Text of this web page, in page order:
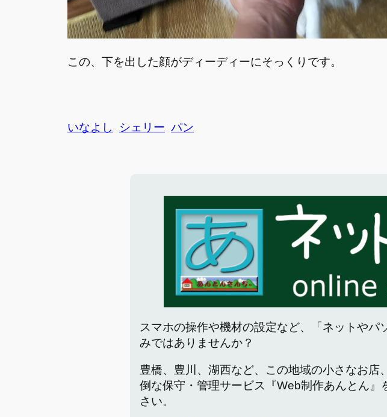
この、下を出した顔がディーディーにそっくりです。
いなよし シェリー パン
スマホの操作や機材の設定など、「ネットや
みではありませんか？
豊橋、豊川、湖西など、この地域の小さなお
倒な保守・管理サービス『Web制作あんとん
さい。